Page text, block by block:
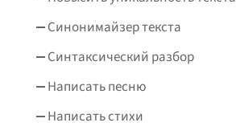
Синонимайзер текста
Синтаксический разбор
Написать песню
Написать стихи